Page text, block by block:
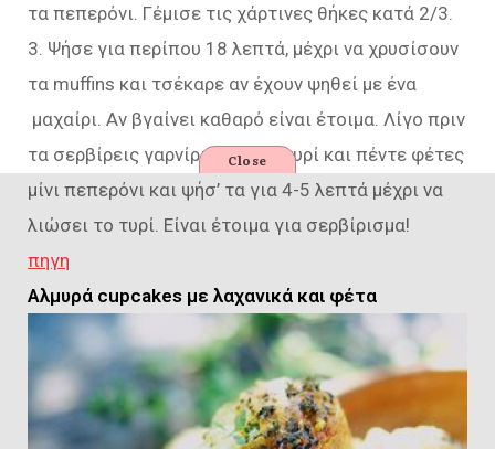
τα πεπερόνι. Γέμισε τις χάρτινες θήκες κατά 2/3.
3. Ψήσε για περίπου 18 λεπτά, μέχρι να χρυσίσουν
τα muffins και τσέκαρε αν έχουν ψηθεί με ένα
μαχαίρι. Αν βγαίνει καθαρό είναι έτοιμα. Λίγο πριν
τα σερβίρεις γαρνίρισε τα με τυρί και πέντε φέτες
μίνι πεπερόνι και ψήσ’ τα για 4-5 λεπτά μέχρι να
λιώσει το τυρί. Είναι έτοιμα για σερβίρισμα!
πηγη
Αλμυρά cupcakes με λαχανικά και φέτα
Close